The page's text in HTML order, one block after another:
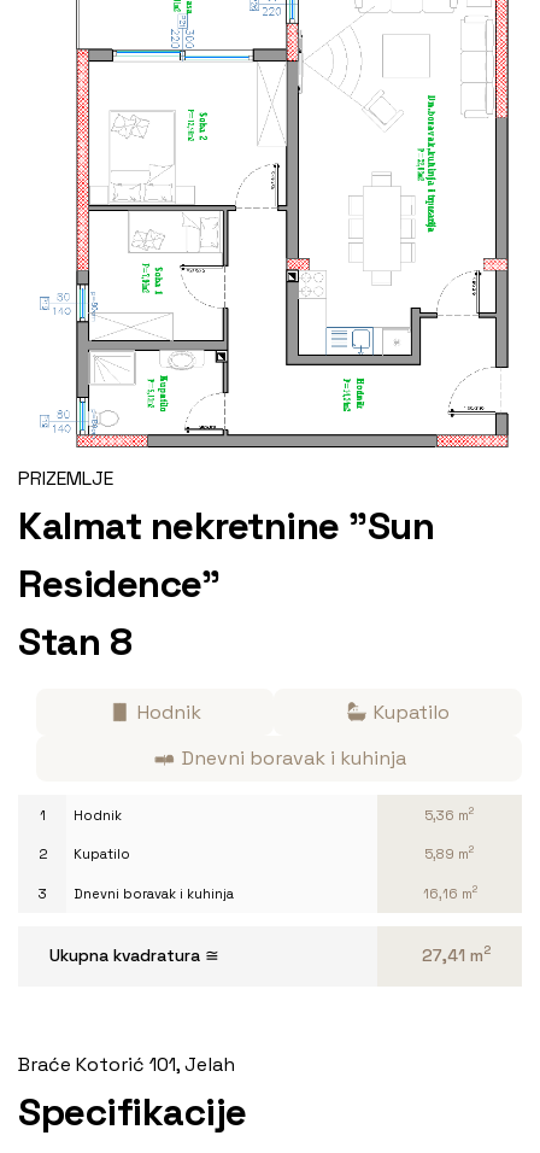
PRIZEMLJE
Kalmat nekretnine "Sun
Residence"
Stan 8
Hodnik
Kupatilo
Dnevni boravak i kuhinja
1 Hodnik 5,36 m2
2 Kupatilo 5,89 m2
3 Dnevni boravak i kuhinja 16,16 m2
Ukupna kvadratura ≅ 27,41 m2
Braće Kotorić 101, Jelah
Specifikacije